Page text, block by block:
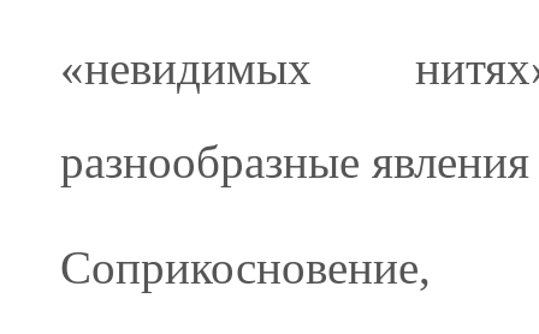
«невидимых
разнообразные